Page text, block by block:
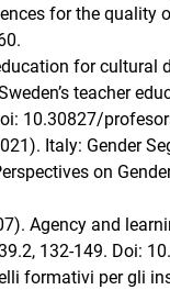
for the quality
for
teacher
10.30827/
Italy: Gender
on
Agency and
132-149. Doi:
formativi per gli